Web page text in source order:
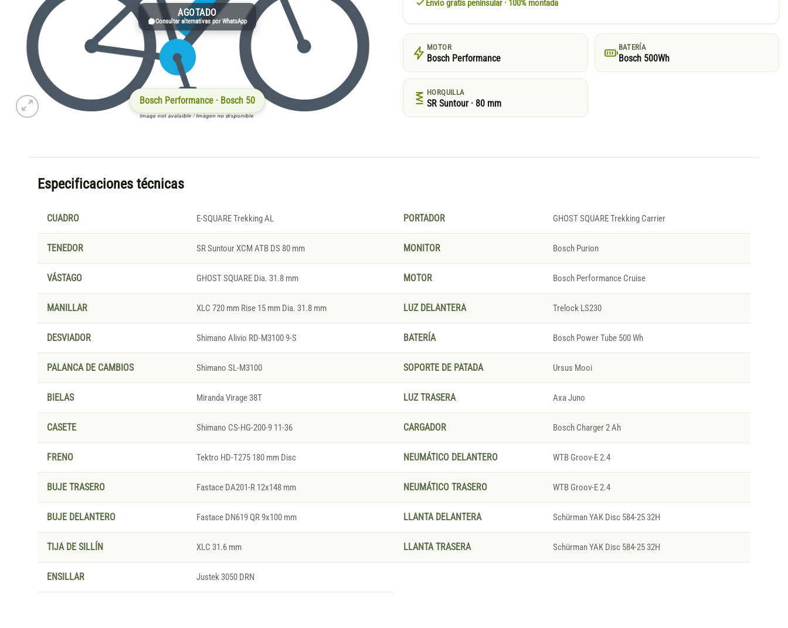
AGOTADO
Consultar alternativas por WhatsApp
Bosch Performance · Bosch 50
Envío gratis peninsular · 100% montada
MOTOR
Bosch Performance
BATERÍA
Bosch 500Wh
HORQUILLA
SR Suntour · 80 mm
Especificaciones técnicas
CUADRO E-SQUARE Trekking AL
TENEDOR SR Suntour XCM ATB DS 80 mm
VÁSTAGO GHOST SQUARE Dia. 31.8 mm
MANILLAR XLC 720 mm Rise 15 mm Dia. 31.8 mm
DESVIADOR Shimano Alivio RD-M3100 9-S
PALANCA DE CAMBIOS Shimano SL-M3100
BIELAS Miranda Virage 38T
CASETE Shimano CS-HG-200-9 11-36
FRENO Tektro HD-T275 180 mm Disc
BUJE TRASERO Fastace DA201-R 12x148 mm
BUJE DELANTERO Fastace DN619 QR 9x100 mm
TIJA DE SILLÍN XLC 31.6 mm
ENSILLAR Justek 3050 DRN
PORTADOR GHOST SQUARE Trekking Carrier
MONITOR Bosch Purion
MOTOR Bosch Performance Cruise
LUZ DELANTERA Trelock LS230
BATERÍA Bosch Power Tube 500 Wh
SOPORTE DE PATADA Ursus Mooi
LUZ TRASERA Axa Juno
CARGADOR Bosch Charger 2 Ah
NEUMÁTICO DELANTERO WTB Groov-E 2.4
NEUMÁTICO TRASERO WTB Groov-E 2.4
LLANTA DELANTERA Schürman YAK Disc 584-25 32H
LLANTA TRASERA Schürman YAK Disc 584-25 32H